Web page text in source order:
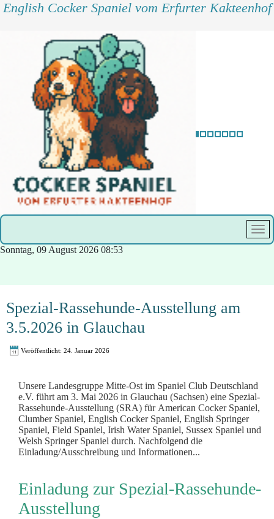
English Cocker Spaniel vom Erfurter Kakteenhof
Sonntag, 09 August 2026 08:53
Spezial-Rassehunde-Ausstellung am
3.5.2026 in Glauchau
Veröffentlicht: 24. Januar 2026
Unsere Landesgruppe Mitte-Ost im Spaniel Club Deutschland
e.V. führt am 3. Mai 2026 in Glauchau (Sachsen) eine Spezial-
Rassehunde-Ausstellung (SRA) für American Cocker Spaniel,
Clumber Spaniel, English Cocker Spaniel, English Springer
Spaniel, Field Spaniel, Irish Water Spaniel, Sussex Spaniel und
Welsh Springer Spaniel durch. Nachfolgend die
Einladung/Ausschreibung und Informationen...
Einladung zur Spezial-Rassehunde-
Ausstellung